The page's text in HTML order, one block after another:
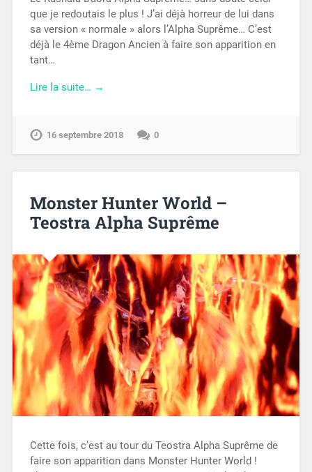
que je redoutais le plus ! J’ai déjà horreur de lui dans
sa version « normale » alors l’Alpha Suprême… C’est
déjà le 4ème Dragon Ancien à faire son apparition en
tant…
Lire la suite… →
16 septembre 2018 0
Monster Hunter World –
Teostra Alpha Suprême
Cette fois, c’est au tour du Teostra Alpha Suprême de
faire son apparition dans Monster Hunter World !